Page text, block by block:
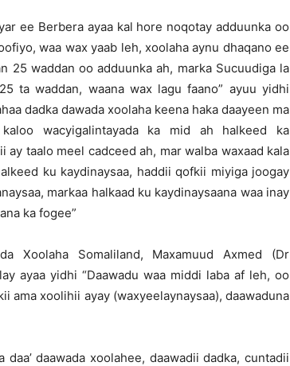
ee Berbera ayaa kal hore noqotay adduunka oo
waa wax yaab leh, xoolaha aynu dhaqano ee
25 waddan oo adduunka ah, marka Sucuudiga la
ta waddan, waana wax lagu faano” ayuu yidhi
dadka dawada xoolaha keena haka daayeen ma
wacyigalintayada ka mid ah halkeed ka
ay taalo meel cadceed ah, mar walba waxaad kala
ku kaydinaysaa, haddii qofkii miyiga joogay
markaa halkaad ku kaydinaysaana waa inay
ka fogee”
Xoolaha Somaliland, Maxamuud Axmed (Dr
ayaa yidhi “Daawadu waa middi laba af leh, oo
ama xoolihii ayay (waxyeelaynaysaa), daawaduna
daawada xoolahee, daawadii dadka, cuntadii